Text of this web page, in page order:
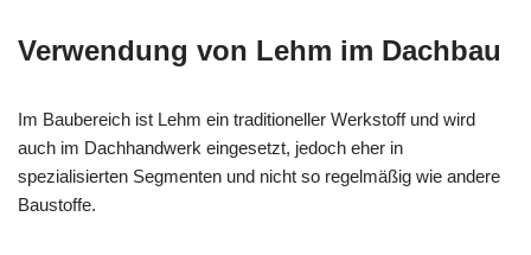
Verwendung von Lehm im Dachbau
Im Baubereich ist Lehm ein traditioneller Werkstoff und wird
auch im Dachhandwerk eingesetzt, jedoch eher in
spezialisierten Segmenten und nicht so regelmäßig wie andere
Baustoffe.